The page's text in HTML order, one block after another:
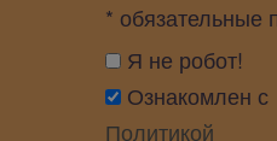
* обязательные
Я не робот!
Ознакомлен с
Политикой